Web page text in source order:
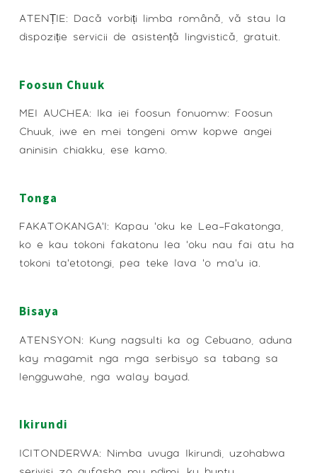
ATENȚIE: Dacă vorbiți limba română, vă stau la
dispoziție servicii de asistență lingvistică, gratuit.
Foosun Chuuk
MEI AUCHEA: Ika iei foosun fonuomw: Foosun
Chuuk, iwe en mei tongeni omw kopwe angei
aninisin chiakku, ese kamo.
Tonga
FAKATOKANGA’I: Kapau ‘oku ke Lea-Fakatonga,
ko e kau tokoni fakatonu lea ‘oku nau fai atu ha
tokoni ta’etotongi, pea teke lava ‘o ma’u ia.
Bisaya
ATENSYON: Kung nagsulti ka og Cebuano, aduna
kay magamit nga mga serbisyo sa tabang sa
lengguwahe, nga walay bayad.
Ikirundi
ICITONDERWA: Nimba uvuga Ikirundi, uzohabwa